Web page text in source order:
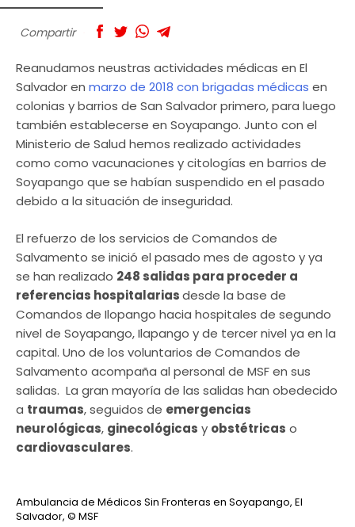
Compartir
Reanudamos neustras actividades médicas en El
Salvador en marzo de 2018 con brigadas médicas en
colonias y barrios de San Salvador primero, para luego
también establecerse en Soyapango. Junto con el
Ministerio de Salud hemos realizado actividades
como como vacunaciones y citologías en barrios de
Soyapango que se habían suspendido en el pasado
debido a la situación de inseguridad.
El refuerzo de los servicios de Comandos de
Salvamento se inició el pasado mes de agosto y ya
se han realizado 248 salidas para proceder a
referencias hospitalariasdesde la base de
Comandos de Ilopango hacia hospitales de segundo
nivel de Soyapango, Ilapango y de tercer nivel ya en la
capital. Uno de los voluntarios de Comandos de
Salvamento acompaña al personal de MSF en sus
salidas. La gran mayoría de las salidas han obedecido
a traumas, seguidos de emergencias
neurológicas, ginecológicas y obstétricas o
cardiovasculares.
Ambulancia de Médicos Sin Fronteras en Soyapango, El
Salvador, © MSF